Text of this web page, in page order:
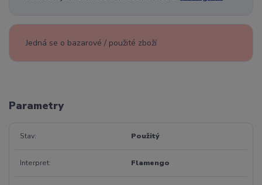
Jedná se o bazarové / použité zboží
Parametry
Stav Použitý
Interpret Flamengo